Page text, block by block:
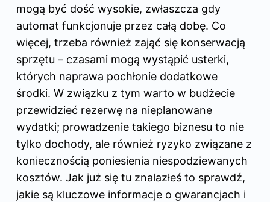
mogą być dość wysokie, zwłaszcza gdy
automat funkcjonuje przez całą dobę. Co
więcej, trzeba również zająć się konserwacją
sprzętu – czasami mogą wystąpić usterki,
których naprawa pochłonie dodatkowe
środki. W związku z tym warto w budżecie
przewidzieć rezerwę na nieplanowane
wydatki; prowadzenie takiego biznesu to nie
tylko dochody, ale również ryzyko związane z
koniecznością poniesienia niespodziewanych
kosztów. Jak już się tu znalazłeś to sprawdź,
jakie są kluczowe informacje o gwarancjach i